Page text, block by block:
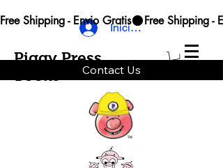
Piggy Press
Contact Us
Iniciar sesión
Free Shipping - Envio Gratis